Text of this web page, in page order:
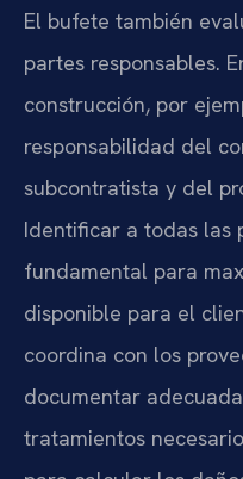
El bufete también
partes responsables.
construcción, por
responsabilidad del
subcontratista y del
Identificar a todas las
fundamental para
disponible para el
coordina con los
documentar
tratamientos